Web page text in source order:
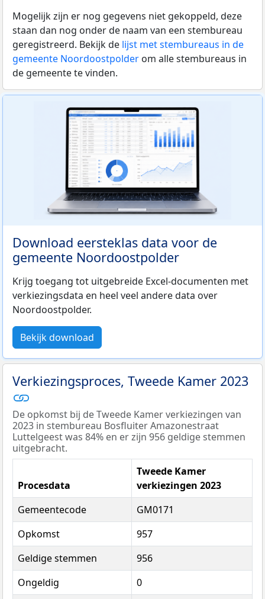
Mogelijk zijn er nog gegevens niet gekoppeld, deze
staan dan nog onder de naam van een stembureau
geregistreerd. Bekijk de lijst met stembureaus in de
gemeente Noordoostpolder om alle stembureaus in
de gemeente te vinden.
Download eersteklas data voor de
gemeente Noordoostpolder
Krijg toegang tot uitgebreide Excel-documenten met
verkiezingsdata en heel veel andere data over
Noordoostpolder.
Bekijk download
Verkiezingsproces, Tweede Kamer 2023
De opkomst bij de Tweede Kamer verkiezingen van
2023 in stembureau Bosfluiter Amazonestraat
Luttelgeest was 84% en er zijn 956 geldige stemmen
uitgebracht.
Procesdata
Tweede Kamer
verkiezingen 2023
Gemeentecode
GM0171
Opkomst
957
Geldige stemmen
956
Ongeldig
0